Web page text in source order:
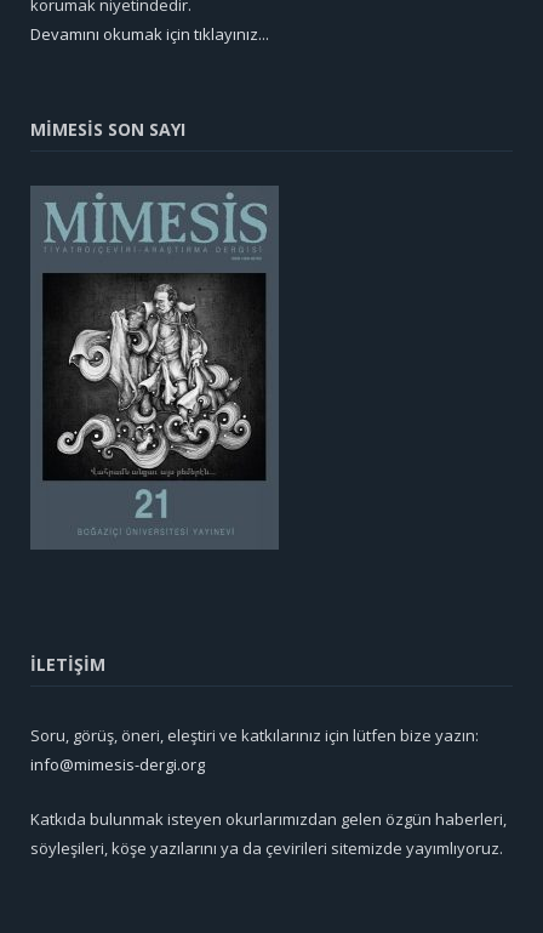
korumak niyetindedir.
Devamını okumak için tıklayınız...
MİMESİS SON SAYI
İLETİŞİM
Soru, görüş, öneri, eleştiri ve katkılarınız için lütfen bize yazın:
info@mimesis-dergi.org
Katkıda bulunmak isteyen okurlarımızdan gelen özgün haberleri,
söyleşileri, köşe yazılarını ya da çevirileri sitemizde yayımlıyoruz.